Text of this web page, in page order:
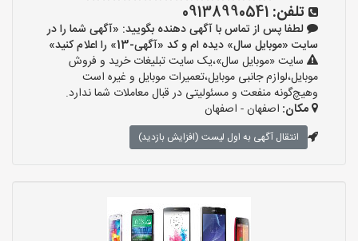
تلفن: 09138990541
لطفا پس از تماس با آگهی دهنده بگویید: «آگهی شما را در
سایت «موبایل سال» دیده ام و کد «آگهی-13» را اعلام کنید»
سایت «موبایل سال»،یک سایت تبلیغات خرید و فروش
موبایل،لوازم جانبی موبایل،تعمیرات موبایل و غیره است
وهیچ‌گونه منفعت و مسئولیتی در قبال معاملات شما ندارد.
مکان: اصفهان - اصفهان
انتقال آگهی به اول لیست (افزایش بازدید)